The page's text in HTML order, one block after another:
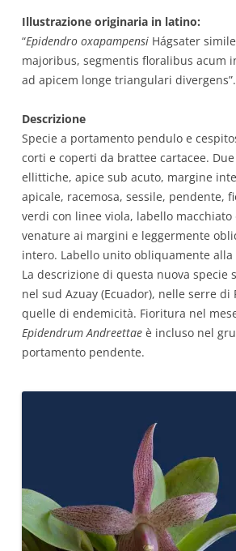
Illustrazione originaria in latino:
“Epidendro oxapampensi Hágsater
majoribus, segmentis floralibus acum
ad apicem longe triangulari divergens”.
Descrizione
Specie a portamento pendulo e
corti e coperti da brattee cartacee.
ellittiche, apice sub acuto, margine
apicale, racemosa, sessile, pendente,
verdi con linee viola, labello
venature ai margini e leggermente
intero. Labello unito obliquamente alla
La descrizione di questa nuova
nel sud Azuay (Ecuador), nelle serre
quelle di endemicità. Fioritura nel
Epidendrum Andreettae è incluso nel
portamento pendente.